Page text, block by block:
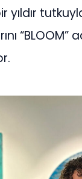
yıldır
“BLOOM”